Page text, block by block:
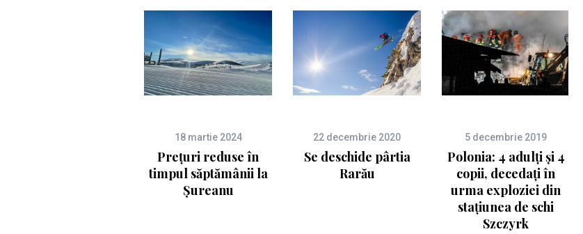
18 martie 2024
Prețuri reduse în
timpul săptămânii la
Șureanu
22 decembrie 2020
Se deschide pârtia
Rarău
5 decembrie 2019
Polonia: 4 adulți și 4
copii, decedați în
urma exploziei din
stațiunea de schi
Szczyrk